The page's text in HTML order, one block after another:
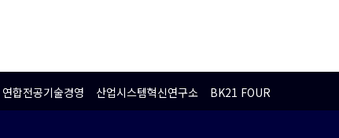
연합전공기술경영 산업시스템혁신연구소 BK21 FOUR